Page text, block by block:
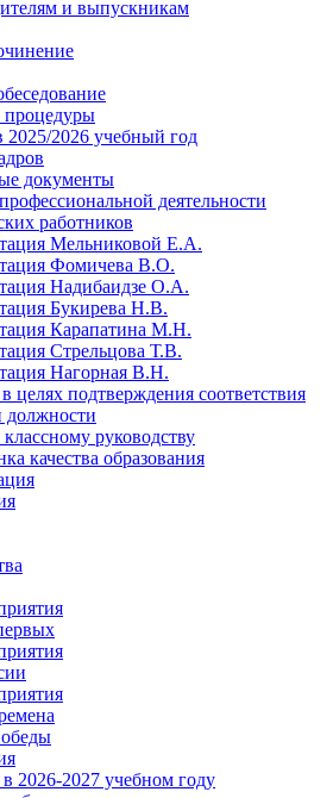
и выпускникам
2025/2026 учебный год
документы
деятельности
работников
Мельниковой Е.А.
Фомичева В.О.
Надибаидзе О.А.
Букирева Н.В.
Карапатина М.Н.
Стрельцова Т.В.
Нагорная В.Н.
целях подтверждения соответствия
должности
руководству
качества образования
2026-2027 учебном году